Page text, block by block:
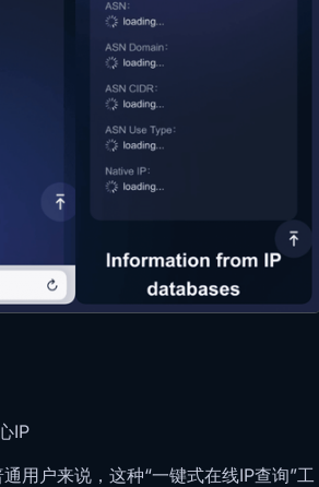
IP
用户来说，这种“一键式在线IP查询”工